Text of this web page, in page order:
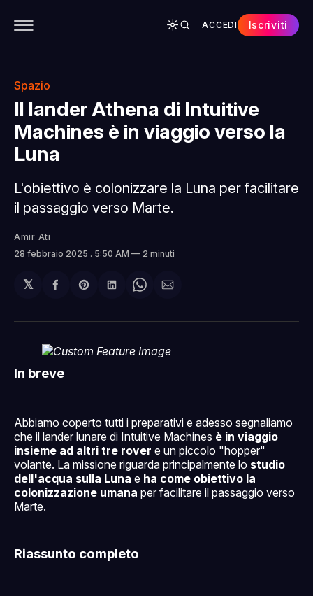
ACCEDI Iscriviti
Spazio
Il lander Athena di Intuitive
Machines è in viaggio verso la
Luna
L'obiettivo è colonizzare la Luna per facilitare
il passaggio verso Marte.
Amir Ati
28 febbraio 2025 . 5:50 AM 2 minuti
𝕏
Condividi
Facebook
Share
Pinterest
Condividi
LinkedIn
Share
WhatsApp
Condividi
email
In breve
Abbiamo coperto tutti i preparativi e adesso segnaliamo
che il lander lunare di Intuitive Machines è in viaggio
insieme ad altri tre rover e un piccolo "hopper"
volante. La missione riguarda principalmente lo studio
dell'acqua sulla Luna e ha come obiettivo la
colonizzazione umana per facilitare il passaggio verso
Marte.
Riassunto completo